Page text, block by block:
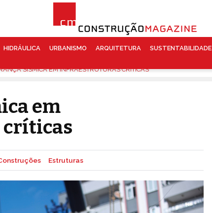
HIDRÁULICA URBANISMO ARQUITETURA
SUSTENTABILIDADE
SÍSMICA EM INFRAESTRUTURAS CRÍTICAS
em
Estruturas